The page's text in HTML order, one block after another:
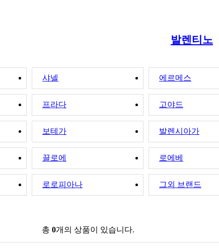
발렌티노
샤넬 에르메스
프라다 고야드
보테가 발렌시아가
끌로에 로에베
로로피아나 그외 브랜드
총 0개의 상품이 있습니다.